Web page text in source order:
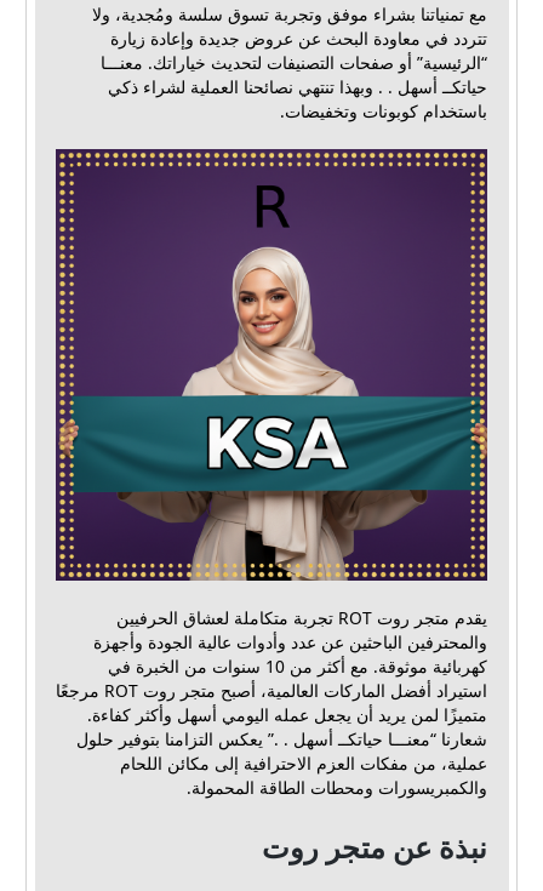
مع تمنياتنا بشراء موفق وتجربة تسوق سلسة ومُجدية، ولا
تتردد في معاودة البحث عن عروض جديدة وإعادة زيارة
“الرئيسية” أو صفحات التصنيفات لتحديث خياراتك. معنـــا
حياتكــ أسهل . . وبهذا تنتهي نصائحنا العملية لشراء ذكي
باستخدام كوبونات وتخفيضات.
يقدم متجر روت ROT تجربة متكاملة لعشاق الحرفيين
والمحترفين الباحثين عن عدد وأدوات عالية الجودة وأجهزة
كهربائية موثوقة. مع أكثر من 10 سنوات من الخبرة في
استيراد أفضل الماركات العالمية، أصبح متجر روت ROT مرجعًا
متميزًا لمن يريد أن يجعل عمله اليومي أسهل وأكثر كفاءة.
شعارنا “معنـــا حياتكــ أسهل . .” يعكس التزامنا بتوفير حلول
عملية، من مفكات العزم الاحترافية إلى مكائن اللحام
والكمبريسورات ومحطات الطاقة المحمولة.
نبذة عن متجر روت